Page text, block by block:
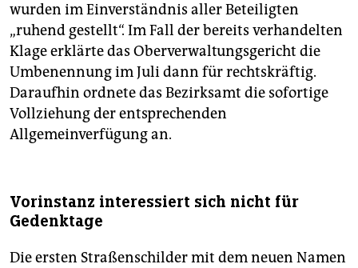
wurden im Einverständnis aller Beteiligten
„ruhend gestellt“. Im Fall der bereits verhandelten
Klage erklärte das Oberverwaltungsgericht die
Umbenennung im Juli dann für rechtskräftig.
Daraufhin ordnete das Bezirksamt die sofortige
Vollziehung der entsprechenden
Allgemeinverfügung an.
Vorinstanz interessiert sich nicht für
Gedenktage
Die ersten Straßenschilder mit dem neuen Namen